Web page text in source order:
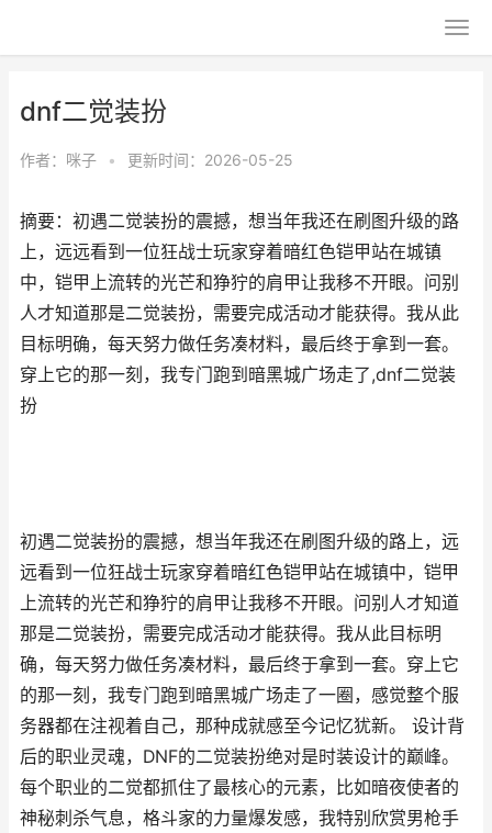
dnf二觉装扮
作者： 咪子 • 更新时间：2026-05-25
摘要：初遇二觉装扮的震撼，想当年我还在刷图升级的路
上，远远看到一位狂战士玩家穿着暗红色铠甲站在城镇
中，铠甲上流转的光芒和狰狞的肩甲让我移不开眼。问别
人才知道那是二觉装扮，需要完成活动才能获得。我从此
目标明确，每天努力做任务凑材料，最后终于拿到一套。
穿上它的那一刻，我专门跑到暗黑城广场走了,dnf二觉装
扮
初遇二觉装扮的震撼，想当年我还在刷图升级的路上，远
远看到一位狂战士玩家穿着暗红色铠甲站在城镇中，铠甲
上流转的光芒和狰狞的肩甲让我移不开眼。问别人才知道
那是二觉装扮，需要完成活动才能获得。我从此目标明
确，每天努力做任务凑材料，最后终于拿到一套。穿上它
的那一刻，我专门跑到暗黑城广场走了一圈，感觉整个服
务器都在注视着自己，那种成就感至今记忆犹新。 设计背
后的职业灵魂，DNF的二觉装扮绝对是时装设计的巅峰。
每个职业的二觉都抓住了最核心的元素，比如暗夜使者的
神秘刺杀气息，格斗家的力量爆发感，我特别欣赏男枪手